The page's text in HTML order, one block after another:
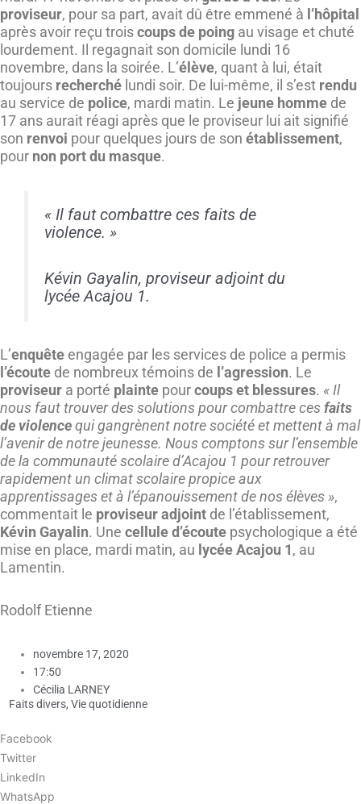
proviseur, pour sa part, avait dû être emmené à l’hôpital
après avoir reçu troiscoups de poing au visage et chuté
lourdement. Il regagnait son domicile lundi 16
novembre, dans la soirée. L’élève, quant à lui, était
toujours recherché lundi soir. De lui-même, il s’est rendu
au service de police, mardi matin. Le jeune homme de
17 ans aurait réagi après que le proviseur lui ait signifié
son renvoi pour quelques jours de son établissement,
pour non port du masque.
« Il faut combattre ces faits de
violence. »
Kévin Gayalin, proviseur adjoint du
lycée Acajou 1.
L’enquête engagée par les services de police a permis
l’écoute de nombreux témoins de l’agression. Le
proviseur a porté plainte pourcoups et blessures. « Il
nous faut trouver des solutions pour combattre cesfaits
de violencequi gangrènent notre société et mettent à mal
l’avenir de notre jeunesse. Nous comptons sur l’ensemble
de la communauté scolaire d’Acajou 1 pour retrouver
rapidement un climat scolaire propice aux
apprentissages et à l’épanouissement de nos élèves »,
commentait le proviseur adjoint de l’établissement,
Kévin Gayalin. Une cellule d’écoute psychologique a été
mise en place, mardi matin, au lycée Acajou 1, au
Lamentin.
Rodolf Etienne
novembre 17, 2020
17:50
Cécilia LARNEY
Faits divers, Vie quotidienne
Facebook
Twitter
LinkedIn
WhatsApp